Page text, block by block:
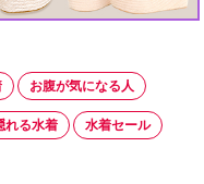
お腹が気になる人
れる水着 水着セール